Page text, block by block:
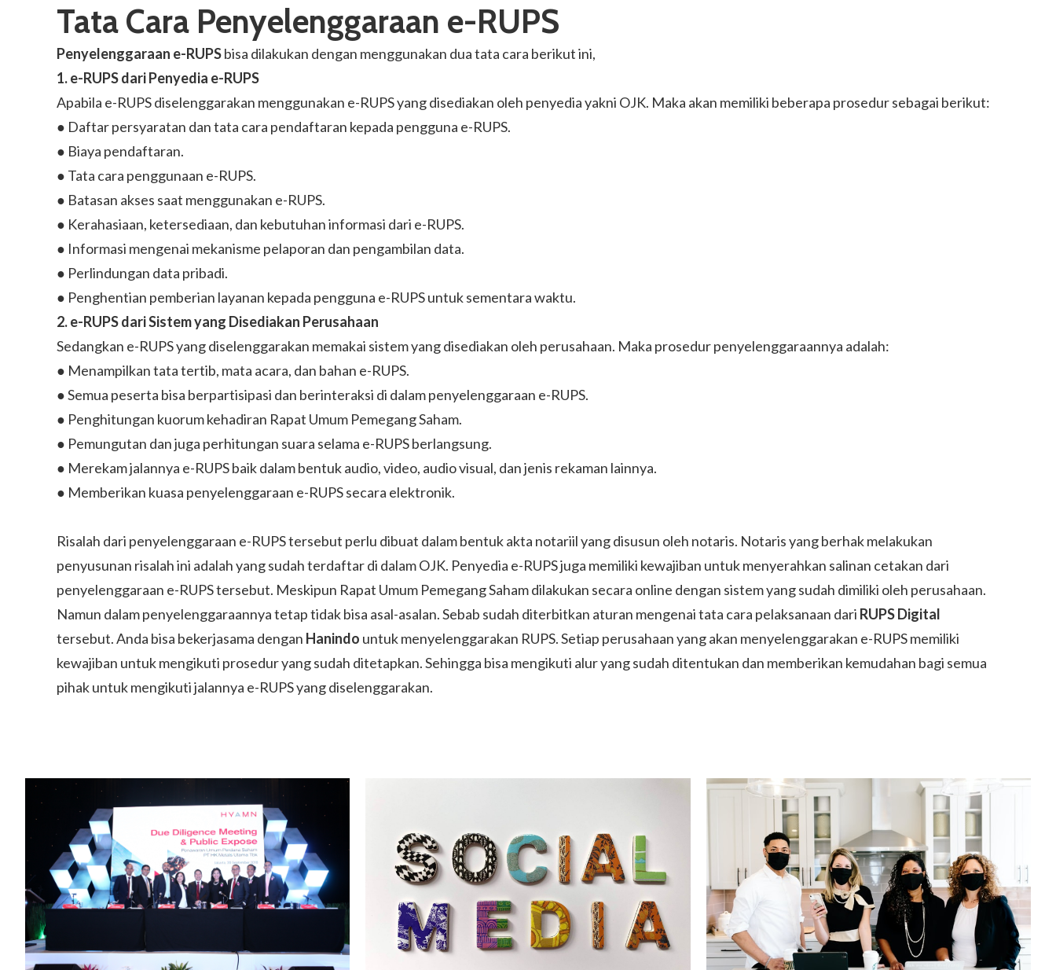
Tata Cara Penyelenggaraan e-RUPS
Penyelenggaraan e-RUPSbisa dilakukan dengan menggunakan dua tata cara berikut ini,
1. e-RUPS dari Penyedia e-RUPS
Apabila e-RUPS diselenggarakan menggunakan e-RUPS yang disediakan oleh penyedia yakni OJK. Maka akan memiliki beberapa prosedur sebagai berikut:
● Daftar persyaratan dan tata cara pendaftaran kepada pengguna e-RUPS.
● Biaya pendaftaran.
● Tata cara penggunaan e-RUPS.
● Batasan akses saat menggunakan e-RUPS.
● Kerahasiaan, ketersediaan, dan kebutuhan informasi dari e-RUPS.
● Informasi mengenai mekanisme pelaporan dan pengambilan data.
● Perlindungan data pribadi.
● Penghentian pemberian layanan kepada pengguna e-RUPS untuk sementara waktu.
2. e-RUPS dari Sistem yang Disediakan Perusahaan
Sedangkan e-RUPS yang diselenggarakan memakai sistem yang disediakan oleh perusahaan. Maka prosedur penyelenggaraannya adalah:
● Menampilkan tata tertib, mata acara, dan bahan e-RUPS.
● Semua peserta bisa berpartisipasi dan berinteraksi di dalam penyelenggaraan e-RUPS.
● Penghitungan kuorum kehadiran Rapat Umum Pemegang Saham.
● Pemungutan dan juga perhitungan suara selama e-RUPS berlangsung.
● Merekam jalannya e-RUPS baik dalam bentuk audio, video, audio visual, dan jenis rekaman lainnya.
● Memberikan kuasa penyelenggaraan e-RUPS secara elektronik.
Risalah dari penyelenggaraan e-RUPS tersebut perlu dibuat dalam bentuk akta notariil yang disusun oleh notaris. Notaris yang berhak melakukan
penyusunan risalah ini adalah yang sudah terdaftar di dalam OJK. Penyedia e-RUPS juga memiliki kewajiban untuk menyerahkan salinan cetakan dari
penyelenggaraan e-RUPS tersebut. Meskipun Rapat Umum Pemegang Saham dilakukan secara online dengan sistem yang sudah dimiliki oleh perusahaan.
Namun dalam penyelenggaraannya tetap tidak bisa asal-asalan. Sebab sudah diterbitkan aturan mengenai tata cara pelaksanaan dari RUPS Digital
tersebut. Anda bisa bekerjasama dengan Hanindo untuk menyelenggarakan RUPS. Setiap perusahaan yang akan menyelenggarakan e-RUPSmemiliki
kewajiban untuk mengikuti prosedur yang sudah ditetapkan. Sehingga bisa mengikuti alur yang sudah ditentukan dan memberikan kemudahan bagi semua
pihak untuk mengikuti jalannya e-RUPS yang diselenggarakan.